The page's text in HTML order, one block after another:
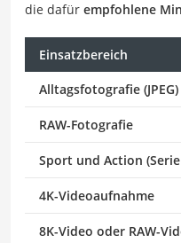
die dafür empfohlene
Einsatzbereich
Alltagsfotografie (JPEG)
RAW-Fotografie
Sport und Action
4K-Videoaufnahme
8K-Video oder RAW-